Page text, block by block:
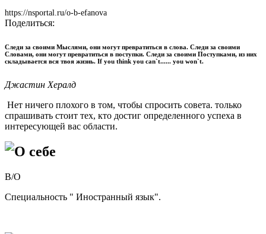
https://nsportal.ru/o-b-efanova
Поделиться:
Следи за своими Мыслями, они могут превратиться в слова. Следи за своими
Словами, они могут превратиться в поступки. Следи за своими Поступками, из них
складывается вся твоя жизнь. If you think you can`t...... you won`t.
Джастин Хералд
Нет ничего плохого в том, чтобы спросить совета. только
спрашивать стоит тех, кто достиг определенного успеха в
интересующей вас области.
О себе
В/О
Специальность " Иностранный язык".